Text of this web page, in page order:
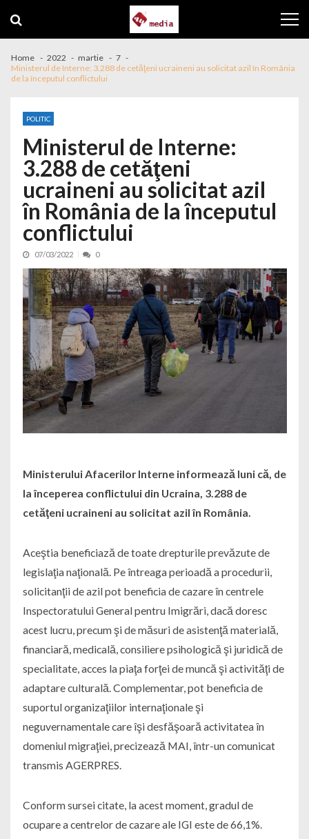
Home 2022 martie
7
Ministerul de Interne: 3.288 de cetăţeni ucraineni au solicitat azil în România
de la începutul conflictului
POLITIC
Ministerul de Interne:
3.288 de cetăţeni
ucraineni au solicitat azil
în România de la începutul
conflictului
07/03/2022 0
Ministerului Afacerilor Interne informează luni că, de
la începerea conflictului din Ucraina, 3.288 de
cetăţeni ucraineni au solicitat azil în România.
Aceştia beneficiază de toate drepturile prevăzute de
legislaţia naţională. Pe întreaga perioadă a procedurii,
solicitanţii de azil pot beneficia de cazare în centrele
Inspectoratului General pentru Imigrări, dacă doresc
acest lucru, precum şi de măsuri de asistenţă materială,
financiară, medicală, consiliere psihologică şi juridică de
specialitate, acces la piaţa forţei de muncă şi activităţi de
adaptare culturală. Complementar, pot beneficia de
suportul organizaţiilor internaţionale şi
neguvernamentale care îşi desfăşoară activitatea în
domeniul migraţiei, precizează MAI, într-un comunicat
transmis AGERPRES.
Conform sursei citate, la acest moment, gradul de
ocupare a centrelor de cazare ale IGI este de 66,1%.